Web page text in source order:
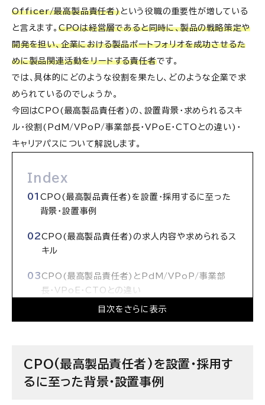
Officer/最高製品責任者)という役職の重要性が増している
と言えます。 CPOは経営層であると同時に、製品の戦略策定や
開発を担い、企業における製品ポートフォリオを成功させるた
めに製品関連活動をリードする責任者です。
では、具体的にどのような役割を果たし、どのような企業で求
められているのでしょうか。
今回はCPO(最高製品責任者)の、設置背景・求められるスキ
ル・役割(PdM/VPoP/事業部長・VPoE・CTOとの違い)・
キャリアパスについて解説します。
Index
目次をさらに表示
CPO(最高製品責任者)を設置・採用するに至った
背景・設置事例
CPO(最高製品責任者)の求人内容や求められるス
キル
CPO(最高製品責任者)とPdM/VPoP/事業部
長・VPoE・CTOとの違い
CPO(最高製品責任者)になるまで、なってからの
ない人の違い
CPO(最高製品責任者)を設置・採用す
るに至った背景・設置事例